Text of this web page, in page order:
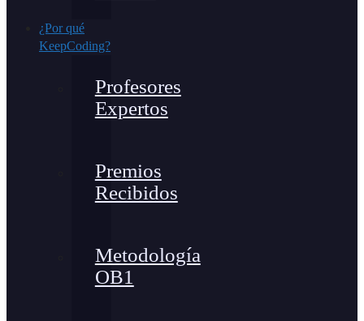
¿Por qué
KeepCoding?
Profesores
Expertos
Premios
Recibidos
Metodología
OB1